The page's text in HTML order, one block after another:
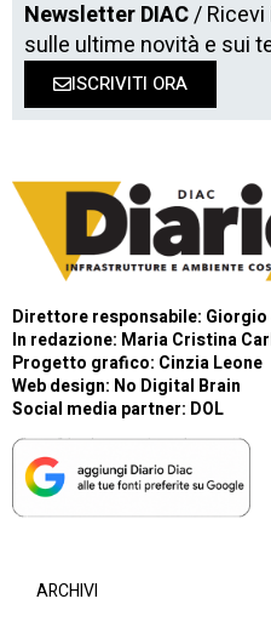
Newsletter DIAC/
sulle ultime novità e sui
ISCRIVITI ORA
Direttore responsabile:
In redazione: Maria Cristina
Progetto grafico: Cinzia Leone
Web design: No Digital Brain
Social media partner: DOL
ARCHIVI